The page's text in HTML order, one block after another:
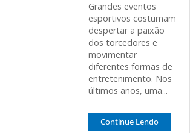
Grandes eventos
esportivos costumam
despertar a paixão
dos torcedores e
movimentar
diferentes formas de
entretenimento. Nos
últimos anos, uma...
Continue Lendo